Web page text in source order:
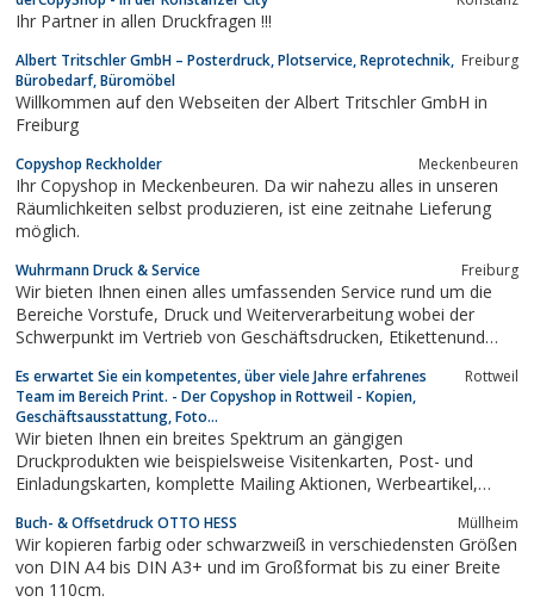
Ihr Partner in allen Druckfragen !!!
Albert Tritschler GmbH – Posterdruck, Plotservice, Reprotechnik,
Bürobedarf, Büromöbel
Freiburg
Willkommen auf den Webseiten der Albert Tritschler GmbH in
Freiburg
Copyshop Reckholder Meckenbeuren
Ihr Copyshop in Meckenbeuren. Da wir nahezu alles in unseren
Räumlichkeiten selbst produzieren, ist eine zeitnahe Lieferung
möglich.
Wuhrmann Druck & Service Freiburg
Wir bieten Ihnen einen alles umfassenden Service rund um die
Bereiche Vorstufe, Druck und Weiterverarbeitung wobei der
Schwerpunkt im Vertrieb von Geschäftsdrucken, Etikettenund
Es erwartet Sie ein kompetentes, über viele Jahre erfahrenes
Team im Bereich Print. - Der Copyshop in Rottweil - Kopien,
Geschäftsausstattung, Foto...
Rottweil
Wir bieten Ihnen ein breites Spektrum an gängigen
Druckprodukten wie beispielsweise Visitenkarten, Post- und
Einladungskarten, komplette Mailing Aktionen, Werbeartikel,
Druckweiterverarbeitung.
Buch- & Offsetdruck OTTO HESS Müllheim
Wir kopieren farbig oder schwarzweiß in verschiedensten Größen
von DIN A4 bis DIN A3+ und im Großformat bis zu einer Breite
von 110cm.